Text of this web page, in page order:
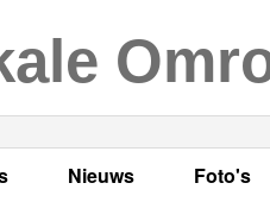
Nieuws Foto's